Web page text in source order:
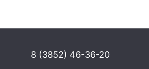
8 (3852) 46-36-20